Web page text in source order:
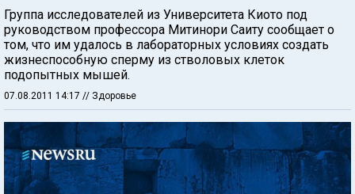
Группа исследователей из Университета Киото под
руководством профессора Митинори Саиту сообщает о
том, что им удалось в лабораторных условиях создать
жизнеспособную сперму из стволовых клеток
подопытных мышей.
07.08.2011 14:17 // Здоровье